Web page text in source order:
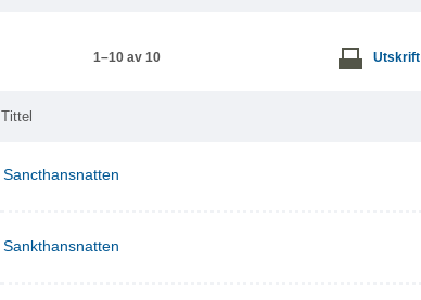
1–10 av 10 Utskrift
Tittel
Sancthansnatten
Sankthansnatten